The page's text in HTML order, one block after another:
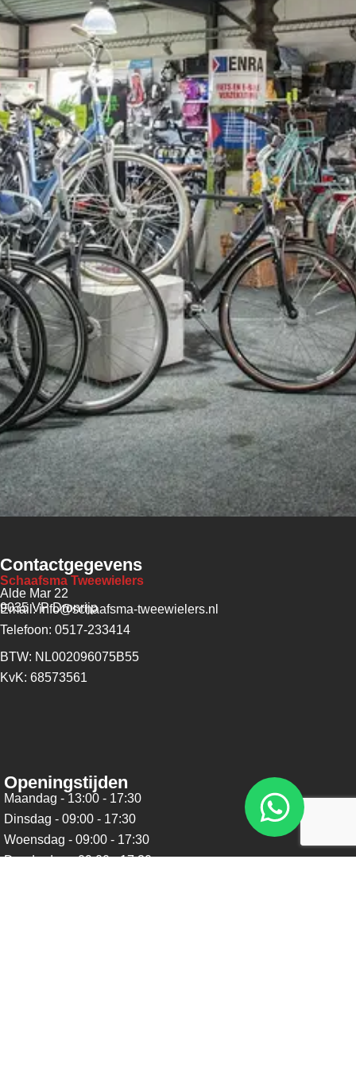
Contactgegevens
Schaafsma Tweewielers
Alde Mar 22
9035 VP Dronrijp
Email: info@schaafsma-tweewielers.nl
Telefoon: 0517-233414
BTW: NL002096075B55
KvK: 68573561
Openingstijden
Maandag - 13:00 - 17:30
Dinsdag - 09:00 - 17:30
Woensdag - 09:00 - 17:30
Donderdag - 09:00 - 17:30